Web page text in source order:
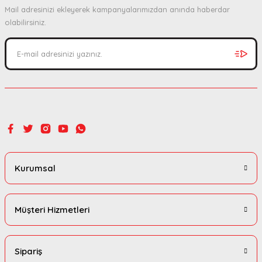
Ürün bilgilerinde hatalar bulunuyor.
Mail adresinizi ekleyerek kampanyalarımızdan anında haberdar
olabilirsiniz.
Kurumsal
Müşteri Hizmetleri
Sipariş